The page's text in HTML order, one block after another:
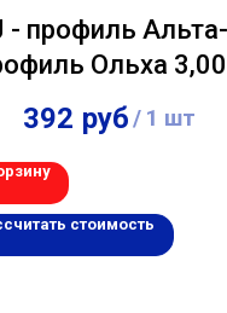
- профиль Альта-
Ольха
392 руб/ 1 шт
стоимость